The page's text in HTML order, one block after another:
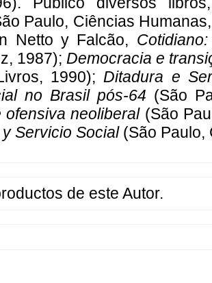
Paulo, Ciências
Netto y Falcão,
1987); Democracia e
1990); Ditadura e
no Brasil pós-64 (São
ofensiva neoliberal(São
Servicio Social(São Paulo,
de este Autor.